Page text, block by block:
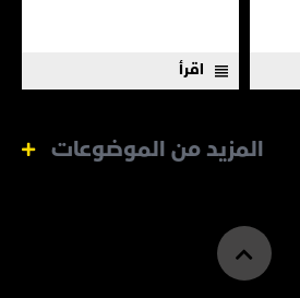
اقرأ
المزيد من الموضوعات